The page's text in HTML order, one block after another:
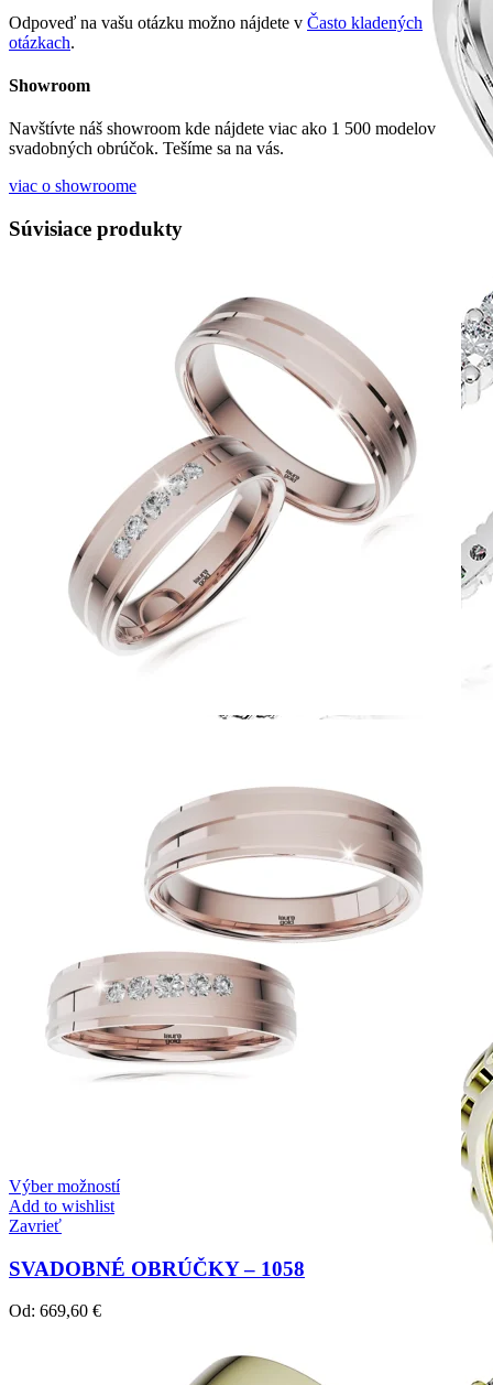
Harmónia klasiky a moderného dizajnu.
Odpoveď na vašu otázku možno nájdete v Často kladených
otázkach.
Showroom
Navštívte náš showroom kde nájdete viac ako 1 500 modelov
svadobných obrúčok. Tešíme sa na vás.
viac o showroome
Súvisiace produkty
Výber možností
Add to wishlist
Zavrieť
SVADOBNÉ OBRÚČKY – 1058
Od: 669,60 €